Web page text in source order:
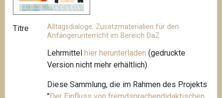
Titre
Alltagsdialoge. Zusatzmaterialien für den
Anfängerunterricht im Bereich DaZ
Lehrmittelhier herunterladen (gedruckte
Version nicht mehr erhältlich)
Diese Sammlung, die im Rahmen des Projekts